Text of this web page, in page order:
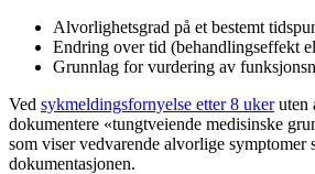
Alvorlighetsgrad på et bestemt
Endring over tid (behandlingseffekt
Grunnlag for vurdering av
Ved sykmeldingsfornyelse etter 8 ukeruten
dokumentere «tungtveiende medisinske
som viser vedvarende alvorlige symptomer
dokumentasjonen.